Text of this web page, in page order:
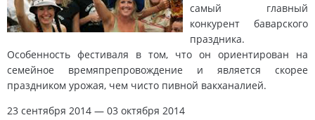
самый главный
конкурент баварского
праздника.
Особенность фестиваля в том, что он ориентирован на
семейное времяпрепровождение и является скорее
праздником урожая, чем чисто пивной вакханалией.
23 сентября 2014 — 03 октября 2014